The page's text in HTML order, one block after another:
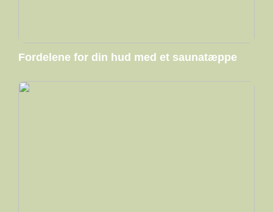
Fordelene for din hud med et saunatæppe